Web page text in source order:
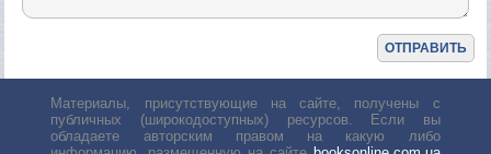
Материалы, присутствующие на сайте, получены с
публичных (широкодоступных) ресурсов. Если вы
обладаете авторским правом на какую либо